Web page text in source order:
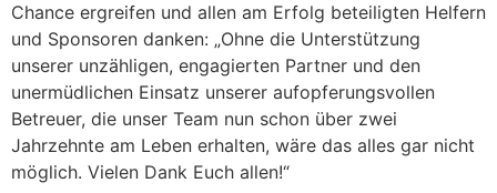
Chance ergreifen und allen am Erfolg beteiligten Helfern
und Sponsoren danken: „Ohne die Unterstützung
unserer unzähligen, engagierten Partner und den
unermüdlichen Einsatz unserer aufopferungsvollen
Betreuer, die unser Team nun schon über zwei
Jahrzehnte am Leben erhalten, wäre das alles gar nicht
möglich. Vielen Dank Euch allen!“